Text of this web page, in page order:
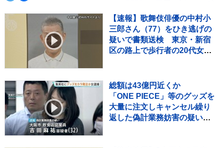
【速報】歌舞伎俳優の中村小
三郎さん（77）をひき逃げの
疑いで書類送検 東京・新宿
区の路上で歩行者の20代女性
総額は43億円近くか
「ONE PIECE」等のグッズを
大量に注文しキャンセル繰り
返した偽計業務妨害の疑いで